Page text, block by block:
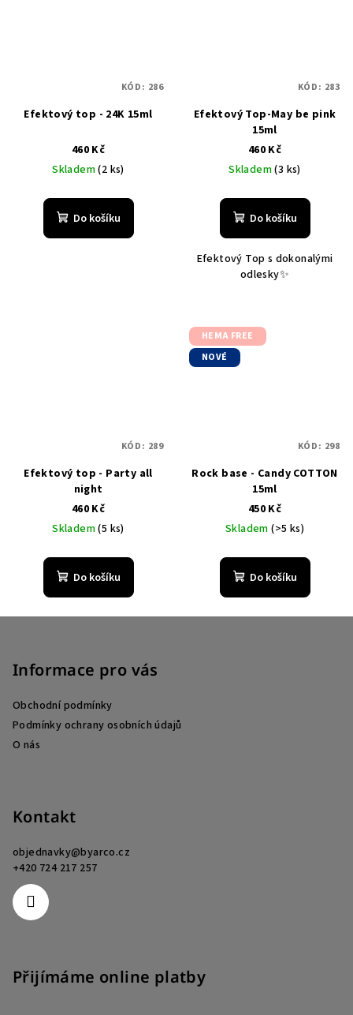
Efektový top - 24K 15ml
460 Kč
Skladem(2 ks)
Do košíku
KÓD: 286
Efektový Top-May be pink
15ml
460 Kč
Skladem(3 ks)
Do košíku
Efektový Top s dokonalými
odlesky✨
KÓD: 283
Efektový top - Party all
night
460 Kč
Skladem(5 ks)
Do košíku
KÓD: 289
HEMA FREE
NOVÉ
Rock base - Candy COTTON
15ml
450 Kč
Skladem(>5 ks)
Do košíku
KÓD: 298
Informace pro vás
Obchodní podmínky
Podmínky ochrany osobních údajů
O nás
Kontakt
objednavky@byarco.cz
+420 724 217 257
Přijímáme online platby